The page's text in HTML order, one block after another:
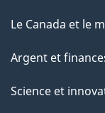
Le Canada et le
Argent et
Science et